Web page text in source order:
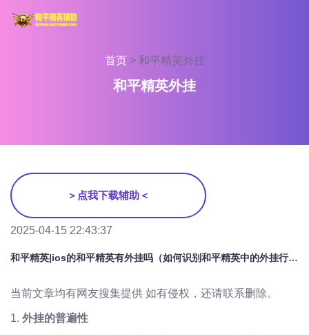
首页 > 和平精英外挂
和平精英外挂
＞点我下载辅助＜
2025-04-15 22:43:37
和平精英|ios的和平精英有外挂吗（如何识别和平精英中的外挂行为？）
当前文章均有网友搜集提供 如有侵权，还请联系删除。
1. 外挂的普遍性